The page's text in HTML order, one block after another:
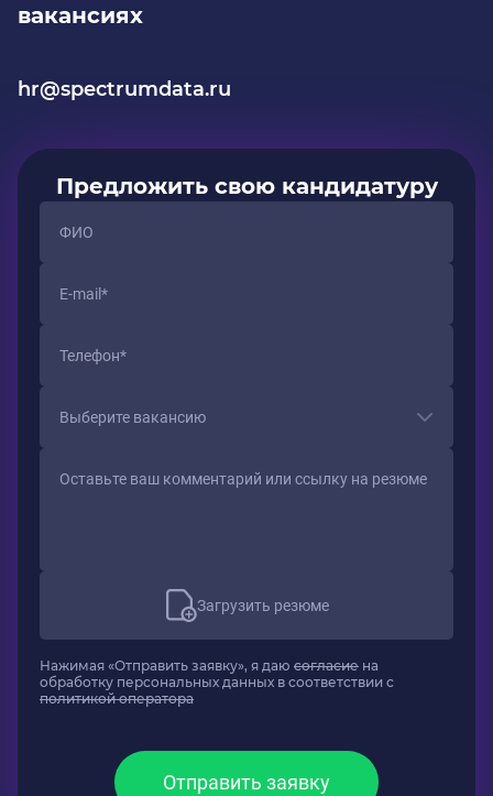
вакансиях
hr@spectrumdata.ru
Предложить свою кандидатуру
Выберите вакансию
Загрузить резюме
Нажимая «Отправить заявку», я даю согласие на
обработку персональных данных в соответствии с
политикой оператора
Отправить заявку